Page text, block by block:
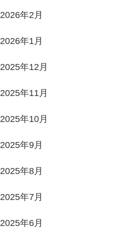
2026年2月
2026年1月
2025年12月
2025年11月
2025年10月
2025年9月
2025年8月
2025年7月
2025年6月